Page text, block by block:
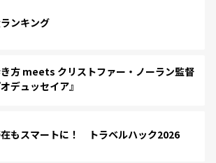
ンキング
方 meets クリストファー・ノーラン監督
デュッセイア』
もスマートに！ トラベルハック2026